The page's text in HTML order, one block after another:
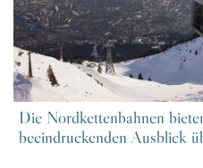
Die Nordkettenbahnen
beeindruckenden Ausblick